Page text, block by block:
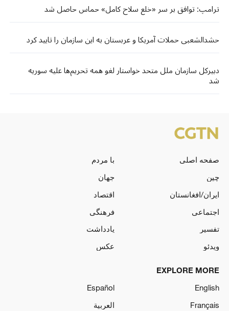
ترامپ: توافق بر سر «خلع سلاح کامل» حماس حاصل شد
حشدالشعبی حملات آمریکا و عربستان به این سازمان را تایید کرد
دبیرکل سازمان ملل متحد خواستار لغو همه تحریم‌ها علیه سوریه
شد
صفحه اصلی
با مردم
چین
جهان
ایران/افغانستان
اقتصاد
اجتماعی
فرهنگی
تفسیر
یادداشت
ویدئو
عکس
EXPLORE MORE
English
Español
Français
العربية